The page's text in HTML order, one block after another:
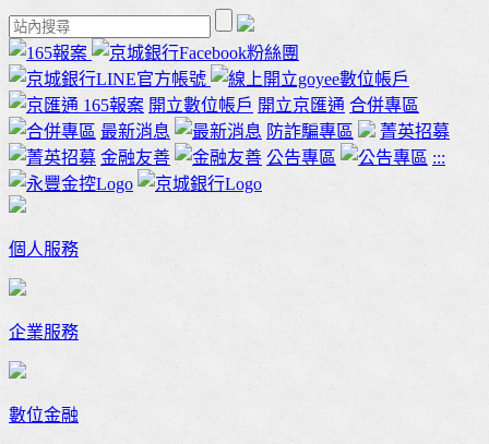
165報案 開立數位帳戶 開立京匯通 合併專區
最新消息
防詐騙專區
菁英招募
金融友善
公告專區 :::
個人服務
企業服務
數位金融